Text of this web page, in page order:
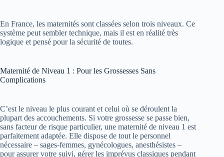
En France, les maternités sont classées selon trois niveaux. Ce
système peut sembler technique, mais il est en réalité très
logique et pensé pour la sécurité de toutes.
Maternité de Niveau 1 : Pour les Grossesses Sans
Complications
C’est le niveau le plus courant et celui où se déroulent la
plupart des accouchements. Si votre grossesse se passe bien,
sans facteur de risque particulier, une maternité de niveau 1 est
parfaitement adaptée. Elle dispose de tout le personnel
nécessaire – sages-femmes, gynécologues, anesthésistes –
pour assurer votre suivi, gérer les imprévus classiques pendant